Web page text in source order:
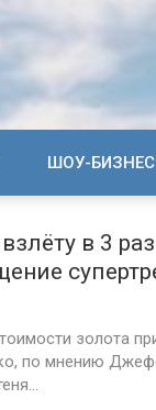
ШОУ-БИЗНЕС
в 3
золота
по мнению